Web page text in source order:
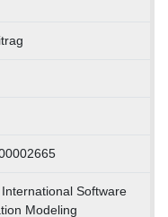
Software
Modeling